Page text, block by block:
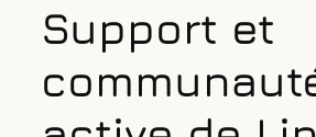
Support et